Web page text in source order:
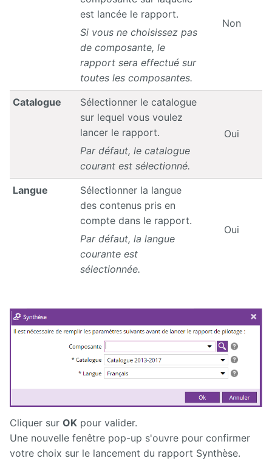
administration
d'Ametys ODF
ODF
Manuel
de
est lancée le rapport.
Si vous ne choisissez pas
de composante, le
rapport sera effectué sur
toutes les composantes.
Non
Catalogue
Sélectionner le catalogue
sur lequel vous voulez
lancer le rapport.
Par défaut, le catalogue
courant est sélectionné.
Oui
Langue
Sélectionner la langue
des contenus pris en
compte dans le rapport.
Par défaut, la langue
courante est
sélectionnée.
Oui
Cliquer sur OK pour valider.
Une nouvelle fenêtre pop-up s'ouvre pour confirmer
votre choix sur le lancement du rapport Synthèse.